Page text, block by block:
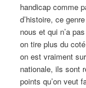
handicap comme
d’histoire, ce
nous et qui n’a
on tire plus du
on est vraiment
nationale, ils sont
points qu’on veut